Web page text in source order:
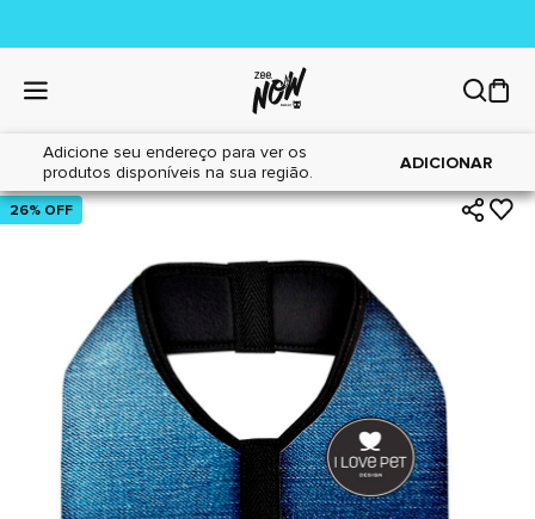
Adicione seu endereço para ver os
produtos disponíveis na sua região.
ADICIONAR
Home|Cães|Acessórios
26% OFF